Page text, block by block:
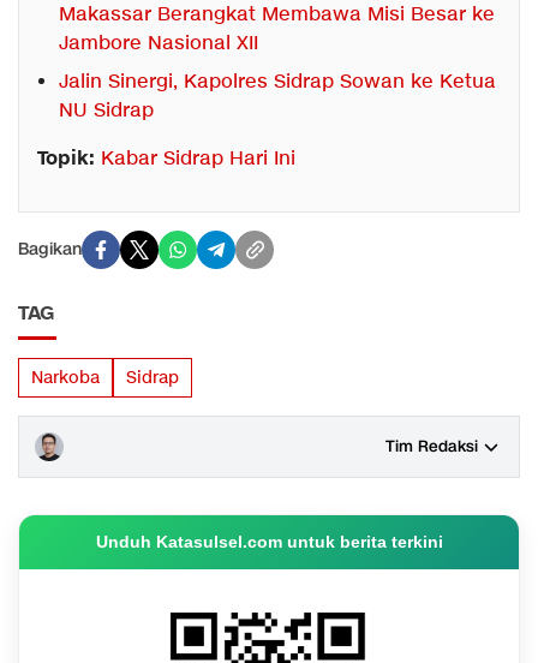
Makassar Berangkat Membawa Misi Besar ke
Jambore Nasional XII
Jalin Sinergi, Kapolres Sidrap Sowan ke Ketua
NU Sidrap
Topik: Kabar Sidrap Hari Ini
Bagikan
TAG
Narkoba Sidrap
Tim Redaksi
Unduh Katasulsel.com untuk berita terkini